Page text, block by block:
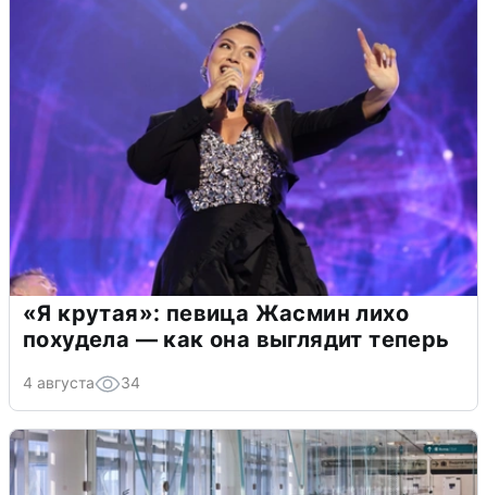
«Я крутая»: певица Жасмин лихо
похудела — как она выглядит теперь
4 августа 34